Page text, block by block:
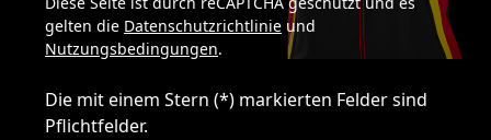
gelten die Datenschutzrichtlinie und
Nutzungsbedingungen.
Die mit einem Stern (*) markierten Felder sind
Pflichtfelder.